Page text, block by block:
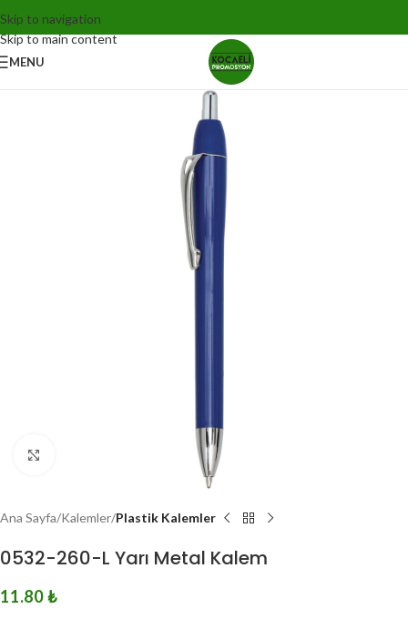
Skip to navigation
Skip to main content
MENU
Ana Sayfa Kalemler Plastik Kalemler
0532-260-L Yarı Metal Kalem
11.80₺